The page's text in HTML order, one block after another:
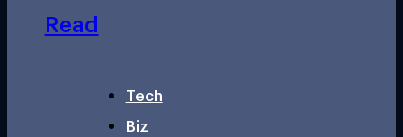
Read
Tech
Biz